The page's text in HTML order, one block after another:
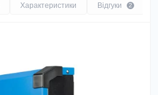
Характеристики Відгуки 2